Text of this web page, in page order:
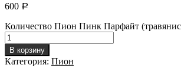
600 Р
Количество Пион Пинк Парфайт
В корзину
Категория: Пион